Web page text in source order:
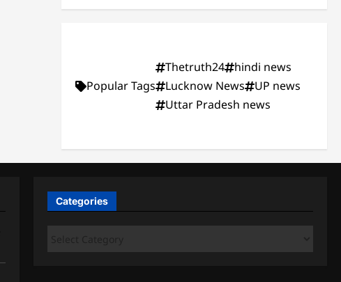
Popular Tags
Thetruth24
hindi news
Lucknow News
UP news
Uttar Pradesh news
Categories